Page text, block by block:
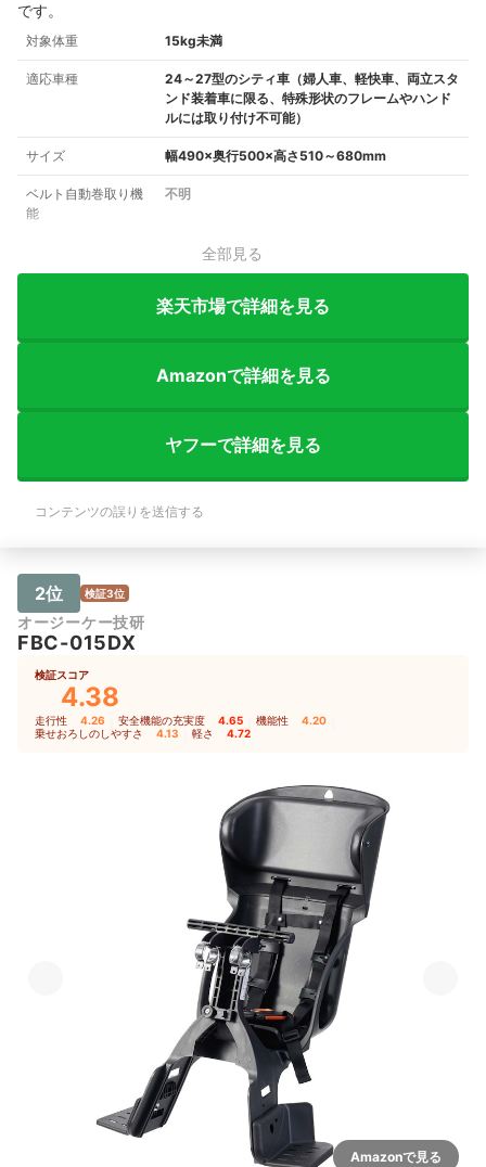
です。
対象体重 15kg未満
適応車種
24～27型のシティ車（婦人車、軽快車、両立スタ
ンド装着車に限る、特殊形状のフレームやハンド
ルには取り付け不可能）
サイズ 幅490×奥行500×高さ510～680mm
ベルト自動巻取り機
能
不明
全部見る
楽天市場で詳細を見る
Amazonで詳細を見る
ヤフーで詳細を見る
コンテンツの誤りを送信する
2位 検証3位
オージーケー技研
FBC-015DX
検証スコア
4.38
走行性 4.26 安全機能の充実度 4.65 機能性 4.20
乗せおろしのしやすさ 4.13 軽さ 4.72
Amazonで見る